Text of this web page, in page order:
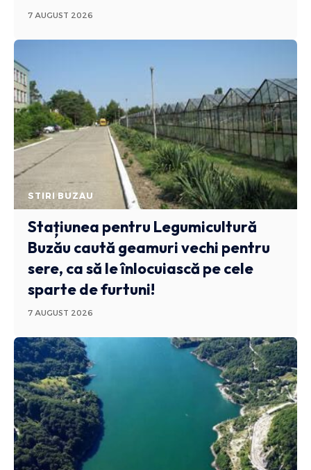
7 AUGUST 2026
STIRI BUZAU
Stațiunea pentru Legumicultură
Buzău caută geamuri vechi pentru
sere, ca să le înlocuiască pe cele
sparte de furtuni!
7 AUGUST 2026